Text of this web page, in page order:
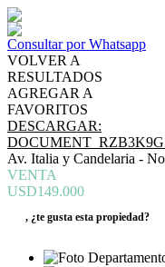
Consultar por Whatsapp
VOLVER A
RESULTADOS
AGREGAR A
FAVORITOS
DESCARGAR:
Av. Italia y Candelaria -
VENTA
USD149.000
, ¿te gusta esta propiedad?